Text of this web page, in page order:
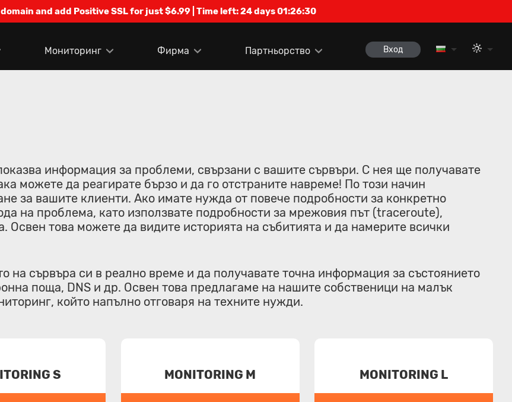
and add Positive SSL for just $6.99 | Time left:24 days 01:26:29
Мониторинг Фирма Партньорство Вход
информация за проблеми, свързани с вашите сървъри. С нея ще получавате
можете да реагирате бързо и да го отстраните навреме! По този начин
за вашите клиенти. Ако имате нужда от повече подробности за конкретно
на проблема, като използвате подробности за мрежовия път (traceroute),
Освен това можете да видите историята на събитията и да намерите всички
на сървъра си в реално време и да получавате точна информация за състоянието
поща, DNS и др. Освен това предлагаме на нашите собственици на малък
който напълно отговаря на техните нужди.
S MONITORING M MONITORING L